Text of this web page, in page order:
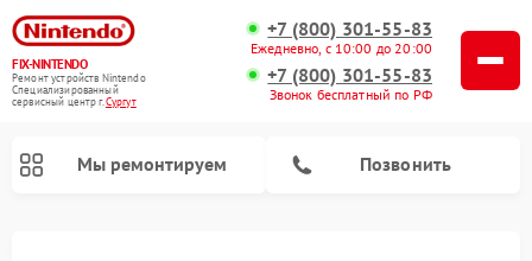
FIX-NINTENDO
Ремонт устройств Nintendo
Специализированный
cервисный центр г.Сургут
+7 (800) 301-55-83
Ежедневно, с 10:00 до 20:00
+7 (800) 301-55-83
Звонок бесплатный по РФ
Мы ремонтируем Позвонить